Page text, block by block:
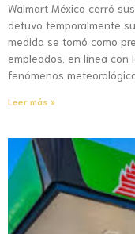
Walmart México cerró
detuvo temporalmente
medida se tomó como
empleados, en línea
fenómenos
Leer más »